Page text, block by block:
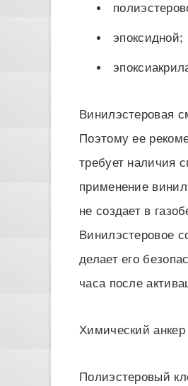
эпоксидной;
Винилэстеровая
Поэтому ее
требует наличия
применение
не создает в
Винилэстеровое
делает его
часа после
Химический анкер
Полиэстеровый